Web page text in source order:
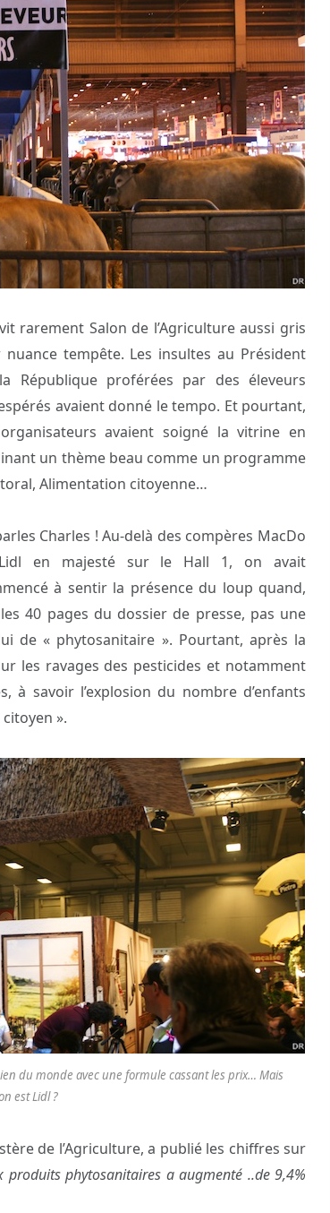
rarement Salon de l’Agriculture aussi gris
nuance tempête. Les insultes au Président
République proférées par des éleveurs
avaient donné le tempo. Et pourtant,
avaient soigné la vitrine en
un thème beau comme un programme
Alimentation citoyenne…
Charles ! Au-delà des compères MacDo
en majesté sur le Hall 1, on avait
à sentir la présence du loup quand,
40 pages du dossier de presse, pas une
de « phytosanitaire ». Pourtant, après la
les ravages des pesticides et notamment
à savoir l’explosion du nombre d’enfants
».
du monde avec une formule cassant les prix… Mais
est Lidl ?
de l’Agriculture, a publié les chiffres sur
phytosanitaires a augmenté ..de 9,4%